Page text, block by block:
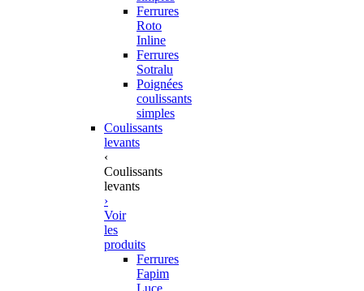
Ferrures
Roto
Inline
Ferrures
Sotralu
Poignées
coulissants
simples
Coulissants
levants
‹
Coulissants
levants
›
Voir
les
produits
Ferrures
Fapim
Luce